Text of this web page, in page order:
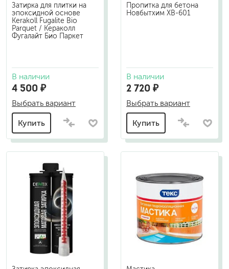
Затирка для плитки на
эпоксидной основе
Kerakoll Fugalite Bio
Parquet / Кераколл
Фугалайт Био Паркет
В наличии
4 500 ₽
Выбрать вариант
Купить
Пропитка для бетона
Новбытхим ХВ-601
В наличии
2 720 ₽
Выбрать вариант
Купить